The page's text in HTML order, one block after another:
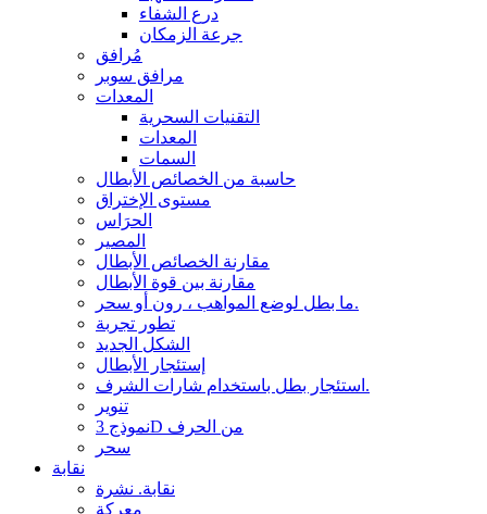
درع الشفاء
جرعة الزمكان
مُرافق
مرافق سوبر
المعدات
التقنيات السحرية
المعدات
السمات
حاسبة من الخصائص الأبطال
مستوى الإختراق
الحرَاس
المصير
مقارنة الخصائص الأبطال
مقارنة بين قوة الأبطال
ما بطل لوضع المواهب ، رون أو سحر.
تطور تجربة
الشكل الجديد
إستئجار الأبطال
استئجار بطل باستخدام شارات الشرف.
تنوير
نموذج 3D من الحرف
سحر
نقابة
نقابة. نشرة
معركة